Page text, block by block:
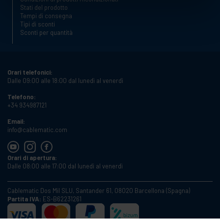
Stati del prodotto
Tempi di consegna
Tipi di sconti
Sconti per quantità
Orari telefonici:
Dalle 09:00 alle 18:00 dal lunedì al venerdì
Telefono:
+34 934987121
Email:
info@cablematic.com
Orari di apertura:
Dalle 08:00 alle 17:00 dal lunedì al venerdì
Cablematic Dos Mil SLU, Santander 61, 08020 Barcellona (Spagna)
Partita IVA: ES-B62231261